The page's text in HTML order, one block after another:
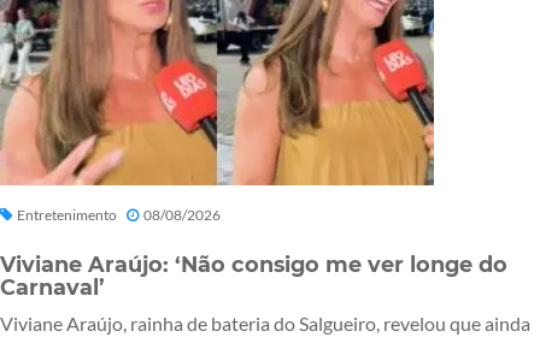
Entretenimento 08/08/2026
Viviane Araújo: ‘Não consigo me ver longe do
Carnaval’
Viviane Araújo, rainha de bateria do Salgueiro, revelou que ainda